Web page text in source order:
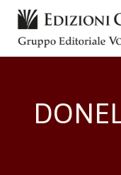
Salta
contenuto